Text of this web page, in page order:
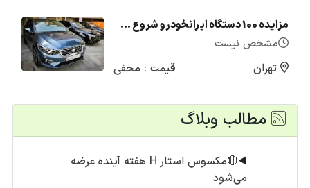
مزایده 100 دستگاه ایرانخودرو شروع شد + لیست قیمت (تیر1405)
مشخص نیست
تهران قیمت : مخفی
مطالب وبلاگ
◀️
🔴مکسوس استار H هفته آینده عرضه
می‌شود